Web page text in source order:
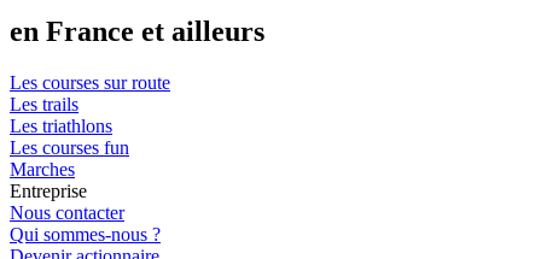
en France et ailleurs
Les courses sur route
Les trails
Les triathlons
Les courses fun
Marches
Entreprise
Nous contacter
Qui sommes-nous ?